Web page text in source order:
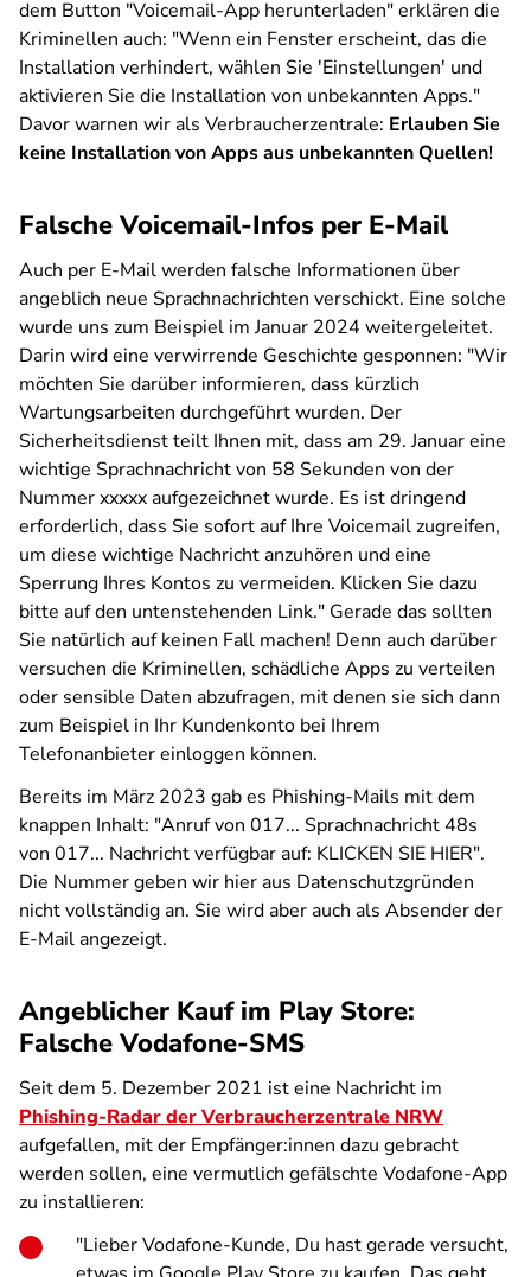
dem Button "Voicemail-App herunterladen" erklären die
Kriminellen auch: "Wenn ein Fenster erscheint, das die
Installation verhindert, wählen Sie 'Einstellungen' und
aktivieren Sie die Installation von unbekannten Apps."
Davor warnen wir als Verbraucherzentrale: Erlauben Sie
keine Installation von Apps aus unbekannten Quellen!
Falsche Voicemail-Infos per E-Mail
Auch per E-Mail werden falsche Informationen über
angeblich neue Sprachnachrichten verschickt. Eine solche
wurde uns zum Beispiel im Januar 2024 weitergeleitet.
Darin wird eine verwirrende Geschichte gesponnen: "Wir
möchten Sie darüber informieren, dass kürzlich
Wartungsarbeiten durchgeführt wurden. Der
Sicherheitsdienst teilt Ihnen mit, dass am 29. Januar eine
wichtige Sprachnachricht von 58 Sekunden von der
Nummer xxxxx aufgezeichnet wurde. Es ist dringend
erforderlich, dass Sie sofort auf Ihre Voicemail zugreifen,
um diese wichtige Nachricht anzuhören und eine
Sperrung Ihres Kontos zu vermeiden. Klicken Sie dazu
bitte auf den untenstehenden Link." Gerade das sollten
Sie natürlich auf keinen Fall machen! Denn auch darüber
versuchen die Kriminellen, schädliche Apps zu verteilen
oder sensible Daten abzufragen, mit denen sie sich dann
zum Beispiel in Ihr Kundenkonto bei Ihrem
Telefonanbieter einloggen können.
Bereits im März 2023 gab es Phishing-Mails mit dem
knappen Inhalt: "Anruf von 017... Sprachnachricht 48s
von 017... Nachricht verfügbar auf: KLICKEN SIE HIER".
Die Nummer geben wir hier aus Datenschutzgründen
nicht vollständig an. Sie wird aber auch als Absender der
E-Mail angezeigt.
Angeblicher Kauf im Play Store:
Falsche Vodafone-SMS
Seit dem 5. Dezember 2021 ist eine Nachricht im
Phishing-Radar der Verbraucherzentrale NRW
aufgefallen, mit der Empfänger:innen dazu gebracht
werden sollen, eine vermutlich gefälschte Vodafone-App
zu installieren:
"Lieber Vodafone-Kunde, Du hast gerade versucht,